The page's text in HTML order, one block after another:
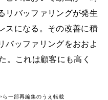
リバッファリングが発生
スになる。その改善に積
バッファリングをおおよ
。これは顧客にも高く
一部再編集のうえ転載